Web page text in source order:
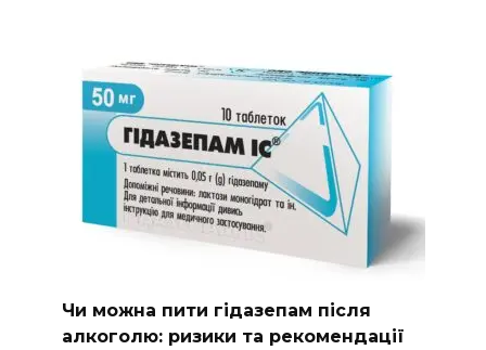
Чи можна пити гідазепам після
алкоголю: ризики та рекомендації